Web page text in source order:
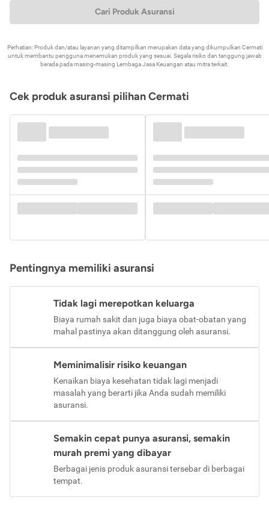
Cari Produk Asuransi
Perhatian: Produk dan/atau layanan yang ditampilkan merupakan data yang dikumpulkan Cermati
untuk membantu pengguna menemukan produk yang sesuai. Segala risiko dan tanggung jawab
berada pada masing-masing Lembaga Jasa Keuangan atau mitra terkait.
Cek produk asuransi pilihan Cermati
Pentingnya memiliki asuransi
Tidak lagi merepotkan keluarga
Biaya rumah sakit dan juga biaya obat-obatan yang
mahal pastinya akan ditanggung oleh asuransi.
Meminimalisir risiko keuangan
Kenaikan biaya kesehatan tidak lagi menjadi
masalah yang berarti jika Anda sudah memiliki
asuransi.
Semakin cepat punya asuransi, semakin
murah premi yang dibayar
Berbagai jenis produk asuransi tersebar di berbagai
tempat.